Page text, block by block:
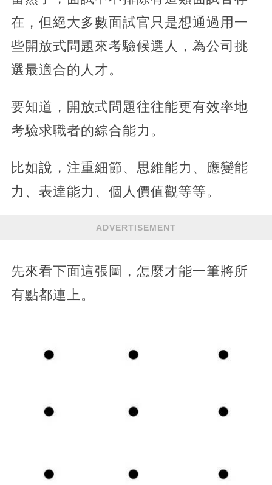
在，但絕大多數面試官只是想通過用一
些開放式問題來考驗候選人，為公司挑
選最適合的人才。
要知道，開放式問題往往能更有效率地
考驗求職者的綜合能力。
比如說，注重細節、思維能力、應變能
力、表達能力、個人價值觀等等。
ADVERTISEMENT
先來看下面這張圖，怎麼才能一筆將所
有點都連上。